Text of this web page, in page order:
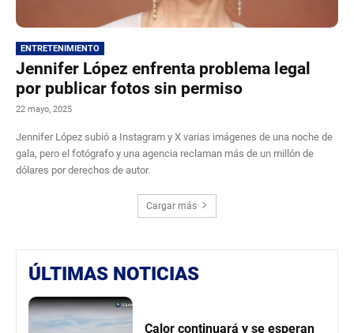
ENTRETENIMIENTO
Jennifer López enfrenta problema legal
por publicar fotos sin permiso
22 mayo, 2025
Jennifer López subió a Instagram y X varias imágenes de una noche de
gala, pero el fotógrafo y una agencia reclaman más de un millón de
dólares por derechos de autor.
Cargar más
ÚLTIMAS NOTICIAS
Calor continuará y se esperan